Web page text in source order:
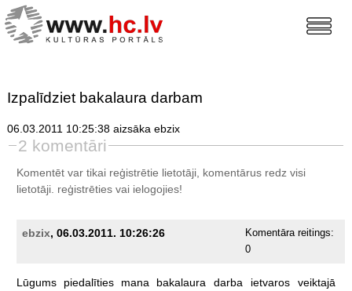
Izpalīdziet bakalaura darbam
06.03.2011 10:25:38 aizsāka ebzix
2 komentāri
Komentēt var tikai reģistrētie lietotāji, komentārus redz visi
lietotāji. reģistrētiesvai ielogojies!
ebzix, 06.03.2011. 10:26:26
Komentāra reitings:
0
Lūgums piedalīties mana bakalaura darba ietvaros
veiktajā